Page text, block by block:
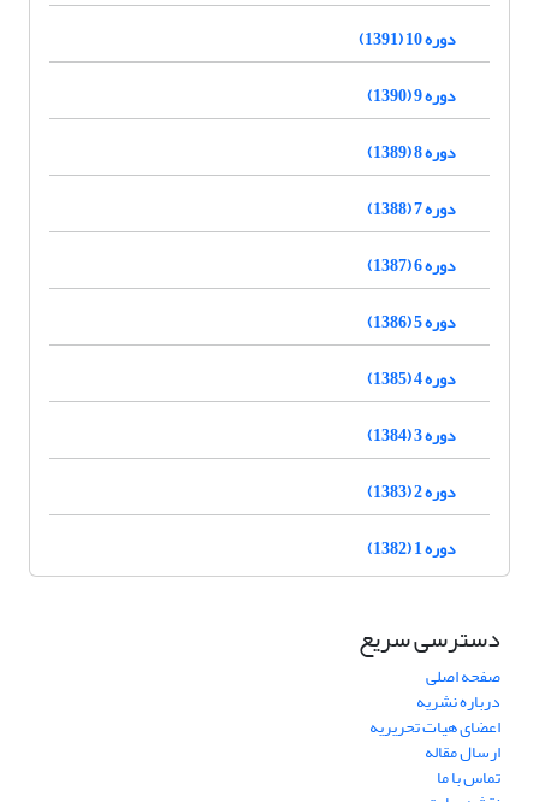
دوره 10 (1391)
دوره 9 (1390)
دوره 8 (1389)
دوره 7 (1388)
دوره 6 (1387)
دوره 5 (1386)
دوره 4 (1385)
دوره 3 (1384)
دوره 2 (1383)
دوره 1 (1382)
دسترسی سریع
صفحه اصلی
درباره نشریه
اعضای هیات تحریریه
ارسال مقاله
تماس با ما